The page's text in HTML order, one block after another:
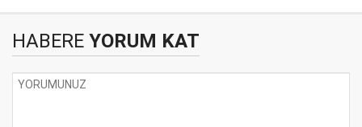
HABERE YORUM KAT